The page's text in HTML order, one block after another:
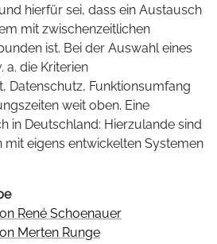
hierfür sei, dass ein Austausch
mit zwischenzeitlichen
ist. Bei der Auswahl eines
a. die Kriterien
Datenschutz, Funktionsumfang
weit oben. Eine
in Deutschland: Hierzulande sind
mit eigens entwickelten Systemen
René Schoenauer
Merten Runge